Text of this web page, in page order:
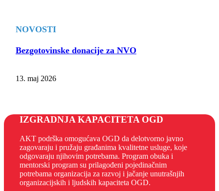
NOVOSTI
Bezgotovinske donacije za NVO
13. maj 2026
IZGRADNJA KAPACITETA OGD
AKT podrška omogućava OGD da delotvorno javno
zagovaraju i pružaju građanima kvalitetne usluge, koje
odgovaraju njihovim potrebama. Program obuka i
mentorski program su prilagođeni pojedinačnim
potrebama organizacija za razvoj i jačanje unutrašnjih
organizacijskih i ljudskih kapaciteta OGD.